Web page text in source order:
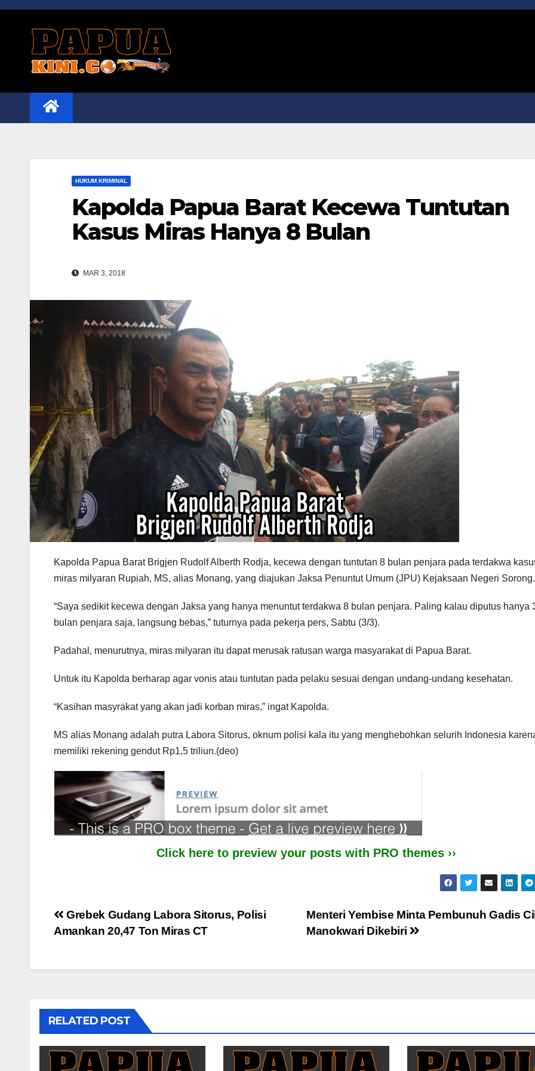
Skip
HUKUM KRIMINAL
Kapolda Papua Barat Kecewa Tuntutan
Kasus Miras Hanya 8 Bulan
MAR 3, 2018
Kapolda Papua Barat Brigjen Rudolf Alberth Rodja, kecewa dengan tuntutan 8 bulan penjara pada terdakwa
miras milyaran Rupiah, MS, alias Monang, yang diajukan Jaksa Penuntut Umum (JPU) Kejaksaan Negeri Sorong.
“Saya sedikit kecewa dengan Jaksa yang hanya menuntut terdakwa 8 bulan penjara. Paling kalau diputus hanya
bulan penjara saja, langsung bebas,” tuturnya pada pekerja pers, Sabtu (3/3).
Padahal, menurutnya, miras milyaran itu dapat merusak ratusan warga masyarakat di Papua Barat.
Untuk itu Kapolda berharap agar vonis atau tuntutan pada pelaku sesuai dengan undang-undang kesehatan.
“Kasihan masyrakat yang akan jadi korban miras,” ingat Kapolda.
MS alias Monang adalah putra Labora Sitorus, oknum polisi kala itu yang menghebohkan selurih Indonesia
memiliki rekening gendut Rp1,5 triliun.(deo)
Click here to preview your posts with PRO themes ››
Post
navigation
Menteri Yembise Minta Pembunuh Gadis
Manokwari Dikebiri
Grebek Gudang Labora Sitorus, Polisi
Amankan 20,47 Ton Miras CT
RELATED POST